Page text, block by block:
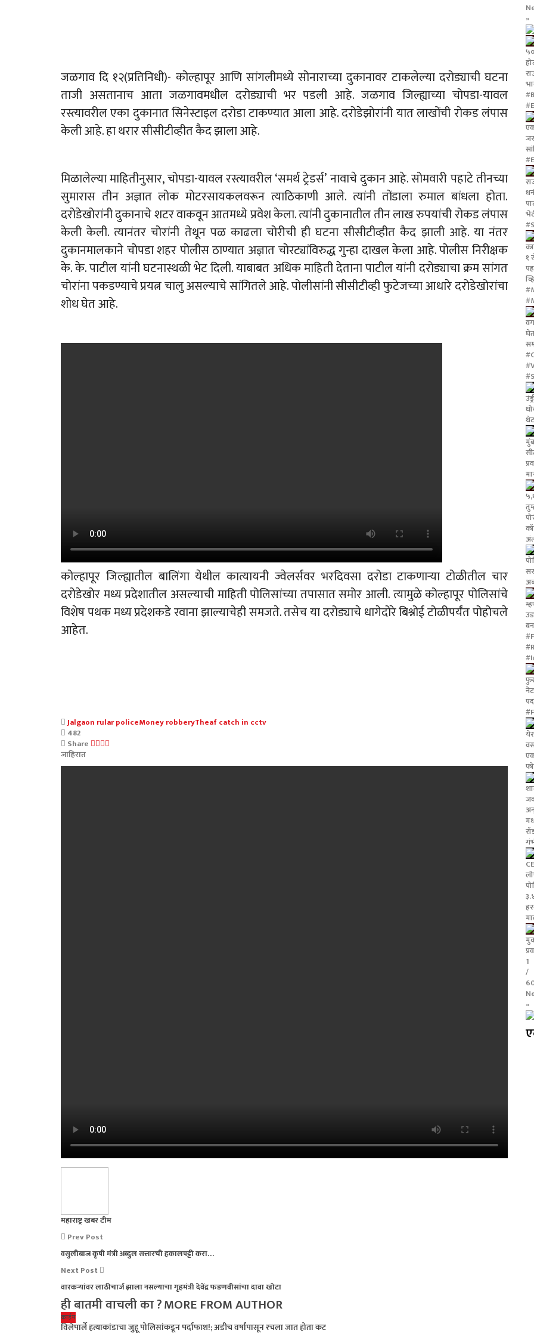
जळगाव दि १२(प्रतिनिधी)- कोल्हापूर आणि सांगलीमध्ये सोनाराच्या दुकानावर टाकलेल्या दरोड्याची घटना
ताजी असतानाच आता जळगावमधील दरोड्याची भर पडली आहे. जळगाव जिल्ह्याच्या चोपडा-यावल
रस्त्यावरील एका दुकानात सिनेस्टाइल दरोडा टाकण्यात आला आहे. दरोडेझोरांनी यात लाखोंची रोकड लंपास
केली आहे. हा थरार सीसीटीव्हीत कैद झाला आहे.
मिळालेल्या माहितीनुसार, चोपडा-यावल रस्त्यावरील ‘समर्थ ट्रेडर्स’ नावाचे दुकान आहे. सोमवारी पहाटे तीनच्या
सुमारास तीन अज्ञात लोक मोटरसायकलवरून त्याठिकाणी आले. त्यांनी तोंडाला रुमाल बांधला होता.
दरोडेखोरांनी दुकानाचे शटर वाकवून आतमध्ये प्रवेश केला. त्यांनी दुकानातील तीन लाख रुपयांची रोकड लंपास
केली केली. त्यानंतर चोरांनी तेथून पळ काढला चोरीची ही घटना सीसीटीव्हीत कैद झाली आहे. या नंतर
दुकानमालकाने चोपडा शहर पोलीस ठाण्यात अज्ञात चोरट्यांविरुद्ध गुन्हा दाखल केला आहे. पोलीस निरीक्षक
के. के. पाटील यांनी घटनास्थळी भेट दिली. याबाबत अधिक माहिती देताना पाटील यांनी दरोड्याचा क्रम सांगत
चोरांना पकडण्याचे प्रयत्न चालु असल्याचे सांगितले आहे. पोलीसांनी सीसीटीव्ही फुटेजच्या आधारे दरोडेखोरांचा
शोध घेत आहे.
कोल्हापूर जिल्ह्यातील बालिंगा येथील कात्यायनी ज्वेलर्सवर भरदिवसा दरोडा टाकणाऱ्या टोळीतील चार
दरोडेखोर मध्य प्रदेशातील असल्याची माहिती पोलिसांच्या तपासात समोर आली. त्यामुळे कोल्हापूर पोलिसांचे
विशेष पथक मध्य प्रदेशकडे रवाना झाल्याचेही समजते. तसेच या दरोड्याचे धागेदोरे बिश्नोई टोळीपर्यंत पोहोचले
आहेत.
Jalgaon rular policeMoney robberyTheaf catch in cctv
482
Share
जाहिरात
महाराष्ट्र खबर टीम
Prev Post
वसुलीबाज कृषी मंत्री अब्दुल सत्तारची हकालपट्टी करा…
Next Post
वारकऱ्यांवर लाठीचार्ज झाला नसल्याचा गृहमंत्री देवेंद्र फडणवीसांचा दावा खोटा
ही बातमी वाचली का ?MORE FROM AUTHOR
क्राईम
विलेपार्ले हत्याकांडाचा जुहू पोलिसांकडून पर्दाफाश!; अडीच वर्षांपासून रचला जात होता कट
»
१
1
/
»